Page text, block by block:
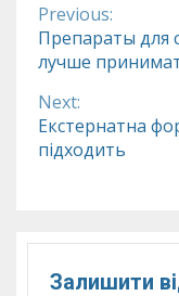
Continue
Reading
Previous:
Препараты для
лучше
Next:
Екстернатна
підходить
Залишити